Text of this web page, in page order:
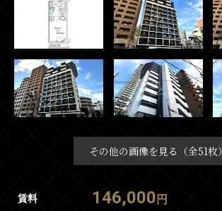
その他の画像を見る（全51枚）
賃料 146,000 円